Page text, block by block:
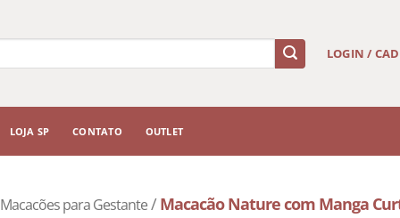
LOGIN /
LOJA SP CONTATO OUTLET
Macacões para Gestante/Macacão Nature com Manga